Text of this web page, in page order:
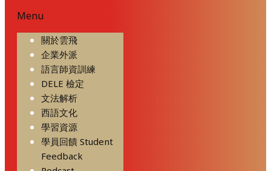
Menu
關於雲飛
企業外派
語言師資訓練
DELE 檢定
文法解析
西語文化
學習資源
學員回饋 Student
Feedback